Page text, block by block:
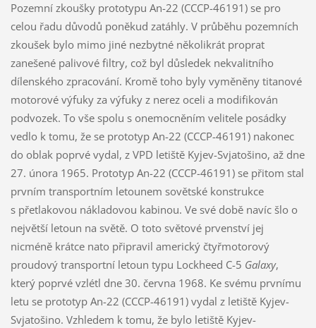
Pozemní zkoušky prototypu An-22 (CCCP-46191) se pro
celou řadu důvodů poněkud zatáhly. V průběhu pozemních
zkoušek bylo mimo jiné nezbytné několikrát proprat
zanešené palivové filtry, což byl důsledek nekvalitního
dílenského zpracování. Kromě toho byly vyměněny titanové
motorové výfuky za výfuky z nerez oceli a modifikován
podvozek. To vše spolu s onemocněním velitele posádky
vedlo k tomu, že se prototyp An-22 (CCCP-46191) nakonec
do oblak poprvé vydal, z VPD letiště Kyjev-Svjatošino, až dne
27. února 1965. Prototyp An-22 (CCCP-46191) se přitom stal
prvním transportním letounem sovětské konstrukce
s přetlakovou nákladovou kabinou. Ve své době navíc šlo o
největší letoun na světě. O toto světové prvenství jej
nicméně krátce nato připravil americký čtyřmotorový
proudový transportní letoun typu Lockheed C-5 Galaxy,
který poprvé vzlétl dne 30. června 1968. Ke svému prvnímu
letu se prototyp An-22 (CCCP-46191) vydal z letiště Kyjev-
Svjatošino. Vzhledem k tomu, že bylo letiště Kyjev-